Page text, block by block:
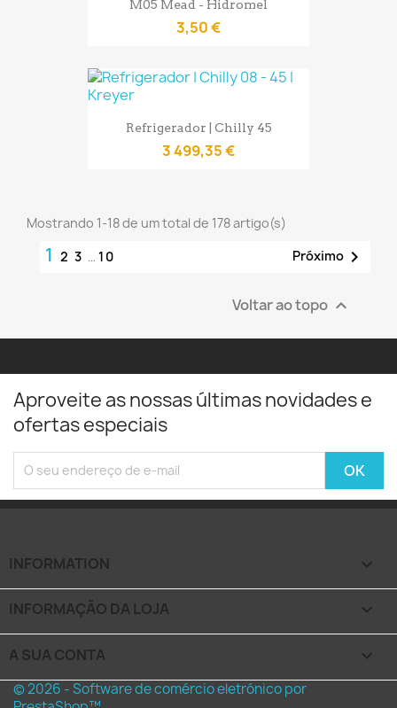
M05 Mead - Hidromel
3,50 €
Refrigerador | Chilly 45
3 499,35 €
Mostrando 1-18 de um total de 178 artigo(s)
1 2 3 … 10 Próximo 
Voltar ao topo 
Aproveite as nossas últimas novidades e
ofertas especiais
INFORMATION 
INFORMAÇÃO DA LOJA keyboard_arrow_down
A SUA CONTA 
© 2026 - Software de comércio eletrónico por